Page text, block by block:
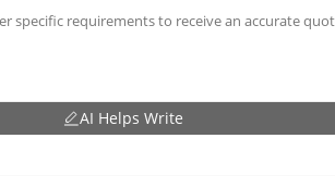
AI Helps Write